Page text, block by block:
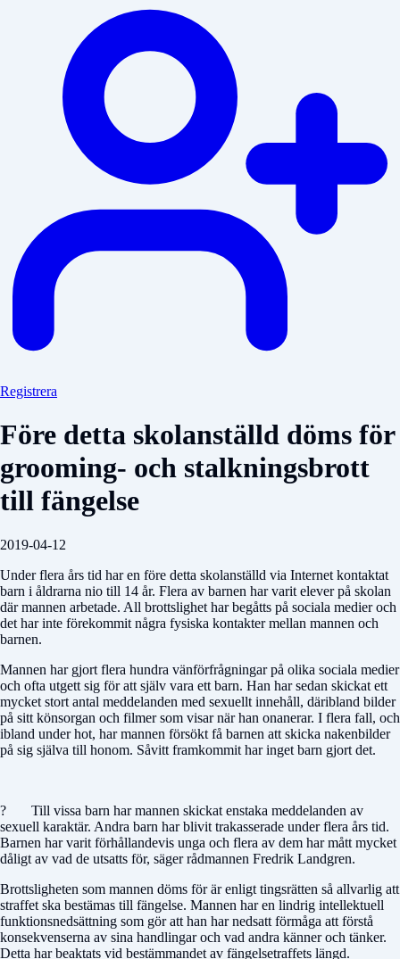
Registrera
Före detta skolanställd döms för
grooming- och stalkningsbrott
till fängelse
2019-04-12
Under flera års tid har en före detta skolanställd via Internet kontaktat
barn i åldrarna nio till 14 år. Flera av barnen har varit elever på skolan
där mannen arbetade. All brottslighet har begåtts på sociala medier och
det har inte förekommit några fysiska kontakter mellan mannen och
barnen.
Mannen har gjort flera hundra vänförfrågningar på olika sociala medier
och ofta utgett sig för att själv vara ett barn. Han har sedan skickat ett
mycket stort antal meddelanden med sexuellt innehåll, däribland bilder
på sitt könsorgan och filmer som visar när han onanerar. I flera fall, och
ibland under hot, har mannen försökt få barnen att skicka nakenbilder
på sig själva till honom. Såvitt framkommit har inget barn gjort det.
? Till vissa barn har mannen skickat enstaka meddelanden av
sexuell karaktär. Andra barn har blivit trakasserade under flera års tid.
Barnen har varit förhållandevis unga och flera av dem har mått mycket
dåligt av vad de utsatts för, säger rådmannen Fredrik Landgren.
Brottsligheten som mannen döms för är enligt tingsrätten så allvarlig att
straffet ska bestämas till fängelse. Mannen har en lindrig intellektuell
funktionsnedsättning som gör att han har nedsatt förmåga att förstå
konsekvenserna av sina handlingar och vad andra känner och tänker.
Detta har beaktats vid bestämmandet av fängelsetraffets längd.